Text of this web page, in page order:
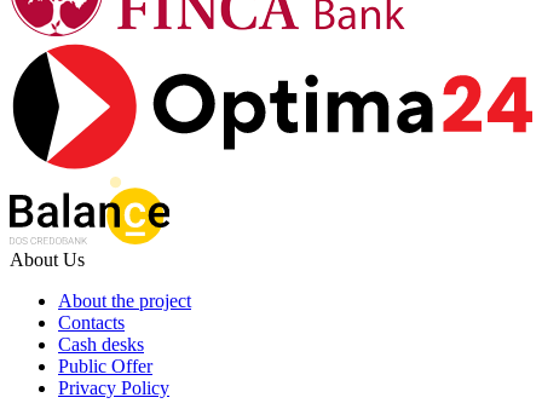
About Us
About the project
Contacts
Cash desks
Public Offer
Privacy Policy